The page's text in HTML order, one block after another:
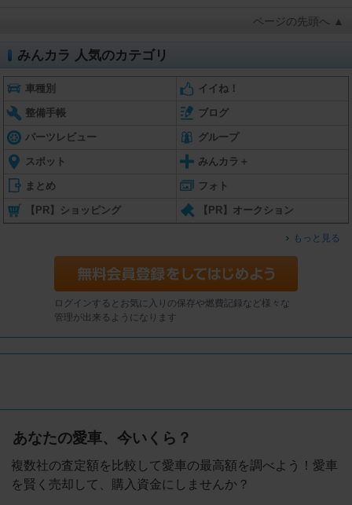
ページの先頭へ ▲
みんカラ 人気のカテゴリ
車種別 イイね！
整備手帳 ブログ
パーツレビュー グループ
スポット みんカラ＋
まとめ フォト
【PR】ショッピング 【PR】オークション
もっと見る
ログインするとお気に入りの保存や燃費記録など様々な
管理が出来るようになります
あなたの愛車、今いくら？
複数社の査定額を比較して愛車の最高額を調べよう！愛車
を賢く売却して、購入資金にしませんか？